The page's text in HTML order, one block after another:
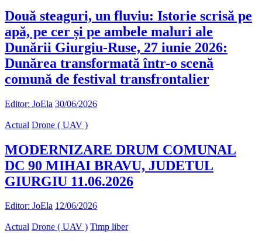
Două steaguri, un fluviu: Istorie scrisă pe
apă, pe cer și pe ambele maluri ale
Dunării Giurgiu-Ruse, 27 iunie 2026:
Dunărea transformată într-o scenă
comună de festival transfrontalier
Editor: JoEla 30/06/2026
Actual Drone ( UAV )
MODERNIZARE DRUM COMUNAL
DC 90 MIHAI BRAVU, JUDETUL
GIURGIU 11.06.2026
Editor: JoEla 12/06/2026
Actual Drone ( UAV ) Timp liber